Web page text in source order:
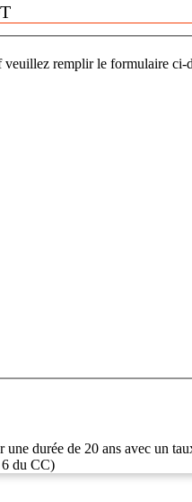
remplir le formulaire ci-
une durée de 20 ans avec un
6 du CC)